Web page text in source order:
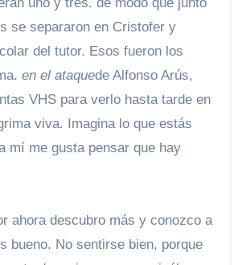
se separaron en Cristofer y
del tutor. Esos fueron los
en el ataquede Alfonso Arús,
VHS para verlo hasta tarde en
viva. Imagina lo que estás
mí me gusta pensar que hay
ahora descubro más y conozco a
bueno. No sentirse bien, porque